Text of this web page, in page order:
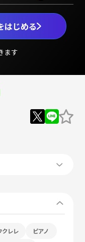
はじめる
ます
クレレ ピアノ